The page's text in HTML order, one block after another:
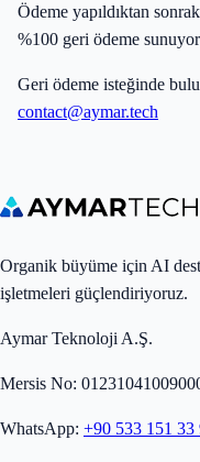
Ödeme yapıldıktan
%100 geri ödeme
Geri ödeme isteğinde
contact@aymar.tech
Organik büyüme için AI
işletmeleri güçlendiriyoruz.
Aymar Teknoloji A.Ş.
Mersis No:
WhatsApp: +90 533 151 33